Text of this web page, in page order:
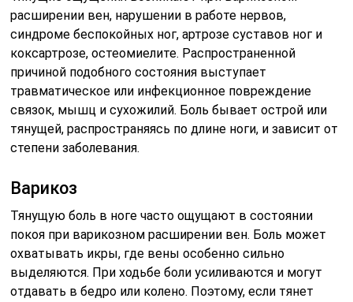
расширении вен, нарушении в работе нервов,
синдроме беспокойных ног, артрозе суставов ног и
коксартрозе, остеомиелите. Распространенной
причиной подобного состояния выступает
травматическое или инфекционное повреждение
связок, мышц и сухожилий. Боль бывает острой или
тянущей, распространяясь по длине ноги, и зависит от
степени заболевания.
Варикоз
Тянущую боль в ноге часто ощущают в состоянии
покоя при варикозном расширении вен. Боль может
охватывать икры, где вены особенно сильно
выделяются. При ходьбе боли усиливаются и могут
отдавать в бедро или колено. Поэтому, если тянет